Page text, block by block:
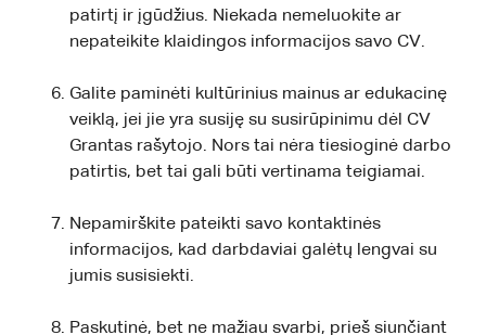
patirtį ir įgūdžius. Niekada nemeluokite ar
nepateikite klaidingos informacijos savo CV.
Galite paminėti kultūrinius mainus ar edukacinę
veiklą, jei jie yra susiję su susirūpinimu dėl CV
Grantas rašytojo. Nors tai nėra tiesioginė darbo
patirtis, bet tai gali būti vertinama teigiamai.
Nepamirškite pateikti savo kontaktinės
informacijos, kad darbdaviai galėtų lengvai su
jumis susisiekti.
Paskutinė, bet ne mažiau svarbi, prieš siunčiant